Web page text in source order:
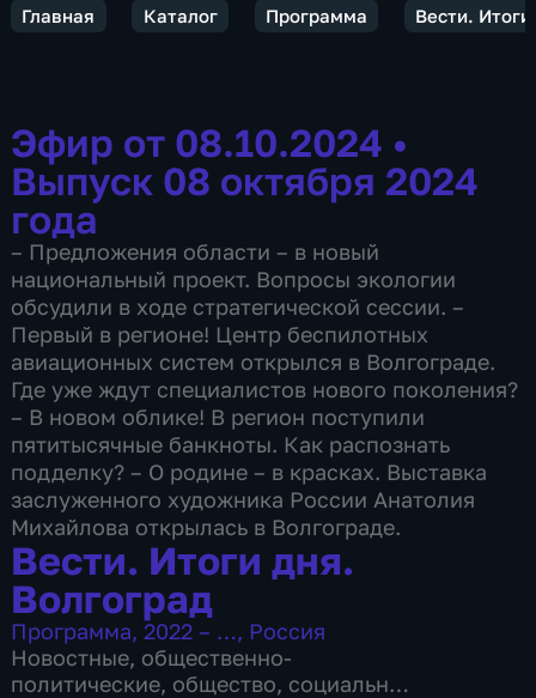
Главная Каталог Программа Вести.
Эфир от 08.10.2024 •
Выпуск 08 октября 2024
года
– Предложения области – в новый
национальный проект. Вопросы экологии
обсудили в ходе стратегической сессии. –
Первый в регионе! Центр беспилотных
авиационных систем открылся в Волгограде.
Где уже ждут специалистов нового поколения?
– В новом облике! В регион поступили
пятитысячные банкноты. Как распознать
подделку? – О родине – в красках. Выставка
заслуженного художника России Анатолия
Михайлова открылась в Волгограде.
Вести. Итоги дня.
Волгоград
Программа, 2022 – …, Россия
Новостные, общественно-
политические, общество, социально-